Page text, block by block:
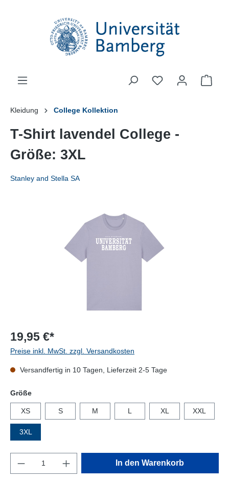
Kleidung College Kollektion
T-Shirt lavendel College -
Größe: 3XL
Stanley and Stella SA
19,95 €*
Preise inkl. MwSt. zzgl. Versandkosten
Versandfertig in 10 Tagen, Lieferzeit 2-5 Tage
Größeauswählen
XS S M L XL XXL
3XL
Produkt Anzahl: Gib den gewünschten
In den Warenkorb